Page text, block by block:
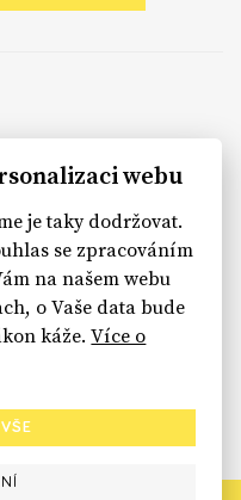
webu
je taky dodržovat.
se zpracováním
na našem webu
o Vaše data bude
káže.Více o